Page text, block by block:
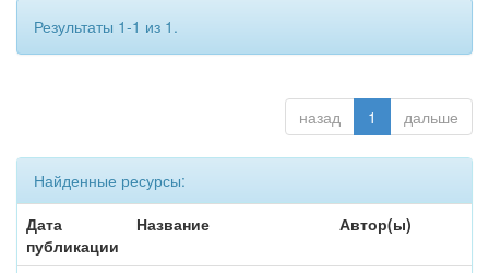
Результаты 1-1 из 1.
назад 1 дальше
Найденные ресурсы:
Дата
публикации
Название Автор(ы)